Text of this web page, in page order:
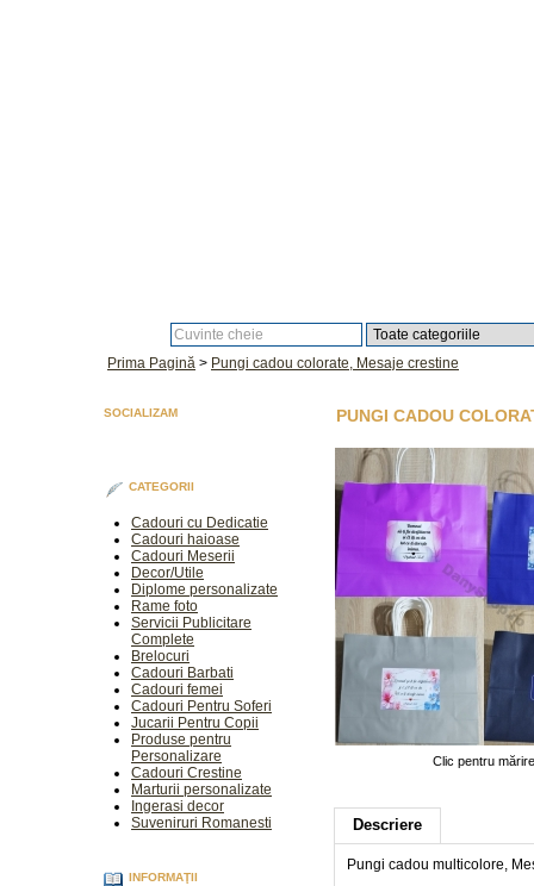
Prima Pagină > Pungi cadou colorate, Mesaje crestine
SOCIALIZAM
CATEGORII
Cadouri cu Dedicatie
Cadouri haioase
Cadouri Meserii
Decor/Utile
Diplome personalizate
Rame foto
Servicii Publicitare
Complete
Brelocuri
Cadouri Barbati
Cadouri femei
Cadouri Pentru Soferi
Jucarii Pentru Copii
Produse pentru
Personalizare
Cadouri Crestine
Marturii personalizate
Ingerasi decor
Suveniruri Romanesti
INFORMAŢII
PUNGI CADOU
Clic pentru mărire
Descriere
Pungi cadou multicolore,